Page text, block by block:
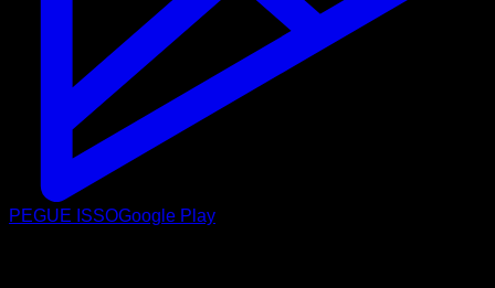
PEGUE ISSOGoogle Play